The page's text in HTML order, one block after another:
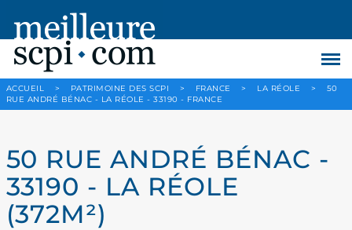
ACCUEIL > PATRIMOINE DES SCPI > FRANCE > LA RÉOLE >
50
RUE ANDRÉ BÉNAC - LA RÉOLE - 33190 - FRANCE
50 RUE ANDRÉ BÉNAC -
33190 - LA RÉOLE
(372M²)